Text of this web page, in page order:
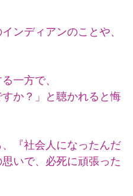
ンディアンのことや、
一方で、
か？」と聴かれると悔
『社会人になったんだ
いで、必死に頑張った